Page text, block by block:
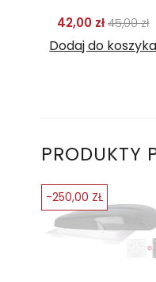
42,00 złCena
45,00 zł
Dodaj do koszyka
PRODUKTY
-250,00 ZŁ